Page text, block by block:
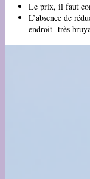
Le prix, il faut
L’absence de
endroit très